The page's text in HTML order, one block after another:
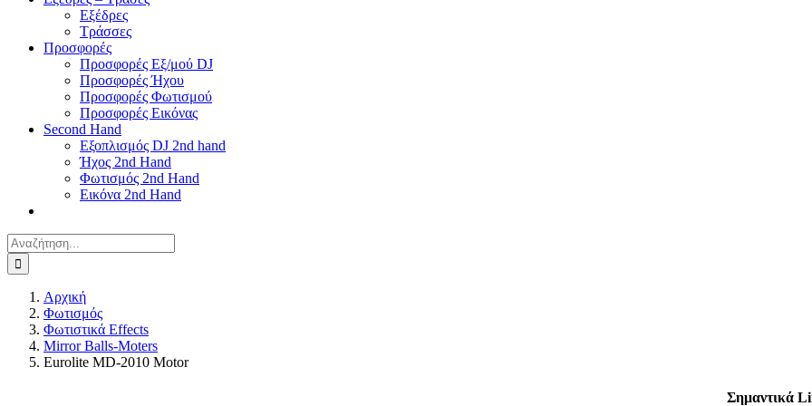
Εξέδρες
Τράσσες
Προσφορές
Προσφορές Εξ/μού DJ
Προσφορές Ήχου
Προσφορές Φωτισμού
Προσφορές Εικόνας
Second Hand
Εξοπλισμός DJ 2nd hand
Ήχος 2nd Hand
Φωτισμός 2nd Hand
Εικόνα 2nd Hand
Αναζήτηση
για:
Αρχική
Φωτισμός
Φωτιστικά Effects
Mirror Balls-Moters
Eurolite MD-2010 Motor
Σημαντικά